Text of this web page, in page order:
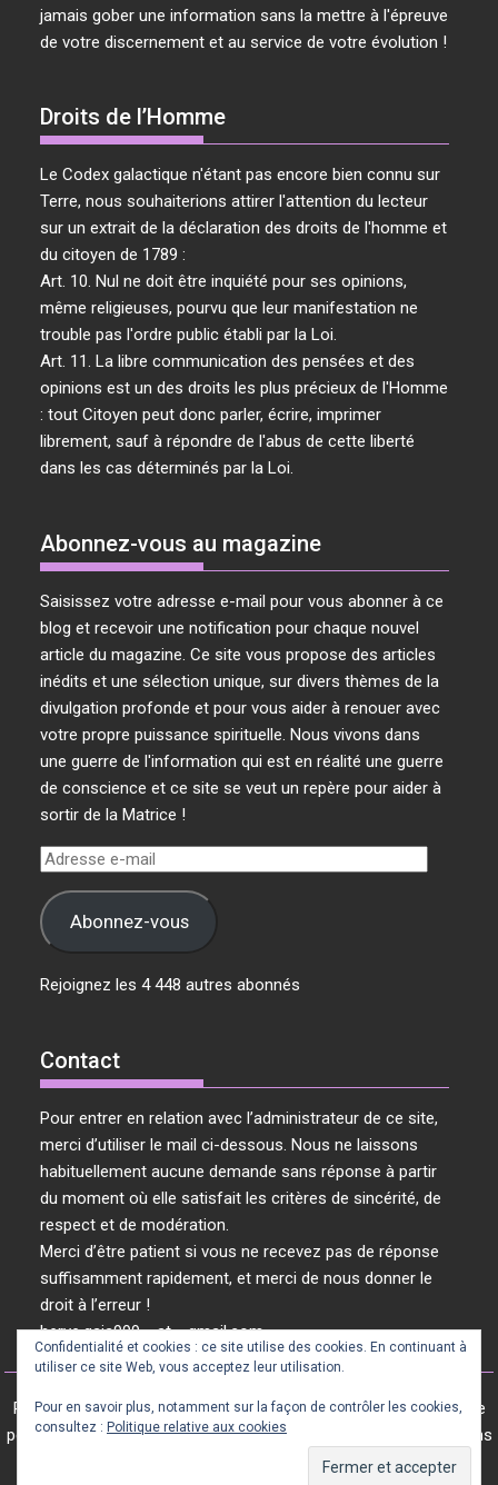
jamais gober une information sans la mettre à l'épreuve
de votre discernement et au service de votre évolution !
Droits de l’Homme
Le Codex galactique n'étant pas encore bien connu sur
Terre, nous souhaiterions attirer l'attention du lecteur
sur un extrait de la déclaration des droits de l'homme et
du citoyen de 1789 :
Art. 10. Nul ne doit être inquiété pour ses opinions,
même religieuses, pourvu que leur manifestation ne
trouble pas l'ordre public établi par la Loi.
Art. 11. La libre communication des pensées et des
opinions est un des droits les plus précieux de l'Homme
: tout Citoyen peut donc parler, écrire, imprimer
librement, sauf à répondre de l'abus de cette liberté
dans les cas déterminés par la Loi.
Abonnez-vous au magazine
Saisissez votre adresse e-mail pour vous abonner à ce
blog et recevoir une notification pour chaque nouvel
article du magazine. Ce site vous propose des articles
inédits et une sélection unique, sur divers thèmes de la
divulgation profonde et pour vous aider à renouer avec
votre propre puissance spirituelle. Nous vivons dans
une guerre de l'information qui est en réalité une guerre
de conscience et ce site se veut un repère pour aider à
sortir de la Matrice !
Adresse
mail Abonnez-vous
Rejoignez les 4 448 autres abonnés
Contact
Pour entrer en relation avec l’administrateur de ce site,
merci d’utiliser le mail ci-dessous. Nous ne laissons
habituellement aucune demande sans réponse à partir
du moment où elle satisfait les critères de sincérité, de
respect et de modération.
Merci d’être patient si vous ne recevez pas de réponse
suffisamment rapidement, et merci de nous donner le
droit à l’erreur !
herve.gaia999 « at » gmail.com
Révolution Vibratoire © 2024 / 2025 - Tous les articles de ce site
peuvent être librement repris s'ils le sont dans leur intégralité, sans
modification et en citant la source.
Confidentialité et cookies : ce site utilise des cookies. En continuant à
utiliser ce site Web, vous acceptez leur utilisation.
Pour en savoir plus, notamment sur la façon de contrôler les cookies,
consultez : Politique relative aux cookies